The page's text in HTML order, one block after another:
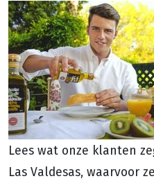
Lees wat onze klanten
Las Valdesas, waarvoor